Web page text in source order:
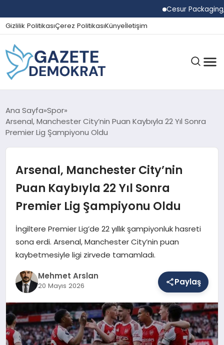
Cesur Packaging,
Gizlilik PolitikasıÇerez PolitikasıKünyeİletişim
GÜNDEM
EKONOMI
SPOR
SAĞLIK
EĞITIM
DÜNYA
Ana Sayfa Spor
Arsenal, Manchester City’nin Puan Kaybıyla 22 Yıl Sonra
Premier Lig Şampiyonu Oldu
Arsenal, Manchester City’nin
Puan Kaybıyla 22 Yıl Sonra
Premier Lig Şampiyonu Oldu
İngiltere Premier Lig’de 22 yıllık şampiyonluk hasreti
sona erdi. Arsenal, Manchester City’nin puan
kaybetmesiyle ligi zirvede tamamladı.
Mehmet Arslan
20 Mayıs 2026 Paylaş